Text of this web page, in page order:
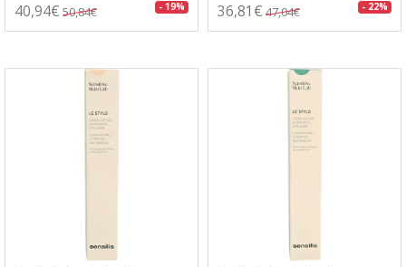
40,94€ 50,84€ - 19% 36,81€ 47,04€ - 22%